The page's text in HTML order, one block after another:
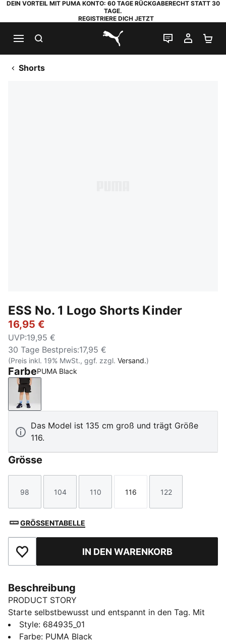
DEIN VORTEIL MIT PUMA KONTO: 60 TAGE RÜCKGABERECHT STATT 30
TAGE.
REGISTRIERE DICH JETZT
PUMA.com
LIVE-CHAT
MEIN
Shorts
ESS No. 1 Logo Shorts Kinder
16,95 €
UVP:19,95 €
30 Tage Bestpreis:17,95 €
(Preis inkl. 19% MwSt., ggf. zzgl. Versand.)
FarbePUMA Black
PUMA Black
Das Model ist 135 cm groß und trägt Größe
116.
Grösse
Größe
98
Größe
104
Größe
110
Größe
116
Größe
122
GRÖSSENTABELLE
Zu Favoriten hinzufügenIN DEN WARENKORB
Beschreibung
PRODUCT STORY
Starte selbstbewusst und entspannt in den Tag. Mit
einem No. 1 Logo als Gummiprint und einem
elastischen Bund sind diese PUMA Shorts für alle
Style: 684935_01
Farbe: PUMA Black